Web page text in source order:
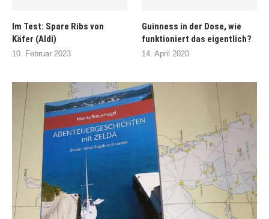
Im Test: Spare Ribs von
Käfer (Aldi)
10. Februar 2023
Guinness in der Dose, wie
funktioniert das eigentlich?
14. April 2020